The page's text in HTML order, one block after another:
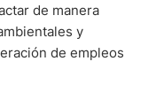
de manera
y
de empleos